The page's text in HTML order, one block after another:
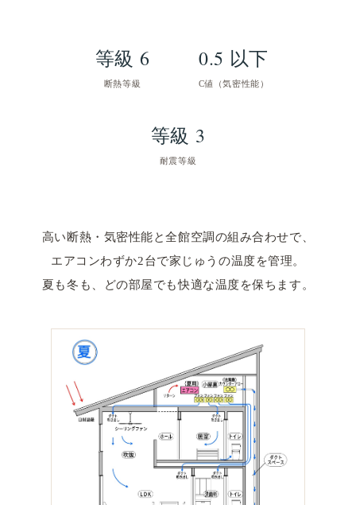
等級 6
断熱等級
0.5 以下
C値（気密性能）
等級 3
耐震等級
高い断熱・気密性能と全館空調の組み合わせで、
エアコンわずか2台で家じゅうの温度を管理。
夏も冬も、どの部屋でも快適な温度を保ちます。